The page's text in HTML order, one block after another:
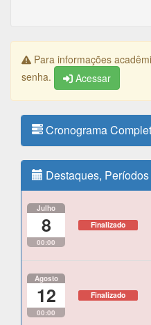
Para informações
senha.
Acessar
Cronograma
Destaques,
Julho
8
00:00
Finalizado
Agosto
12
00:00
Finalizado